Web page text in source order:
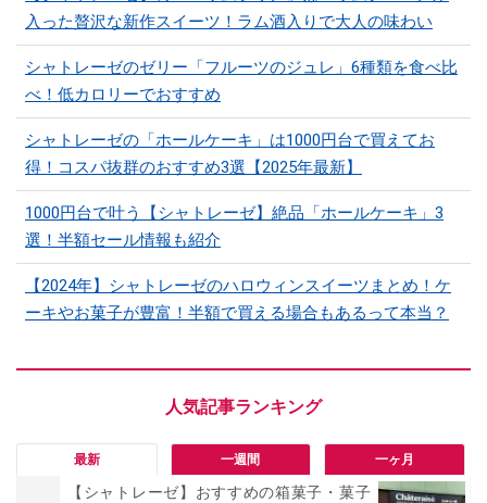
入った贅沢な新作スイーツ！ラム酒入りで大人の味わい
シャトレーゼのゼリー「フルーツのジュレ」6種類を食べ比
べ！低カロリーでおすすめ
シャトレーゼの「ホールケーキ」は1000円台で買えてお
得！コスパ抜群のおすすめ3選【2025年最新】
1000円台で叶う【シャトレーゼ】絶品「ホールケーキ」3
選！半額セール情報も紹介
【2024年】シャトレーゼのハロウィンスイーツまとめ！ケ
ーキやお菓子が豊富！半額で買える場合もあるって本当？
最新 一週間 一ヶ月
【シャトレーゼ】おすすめの箱菓子・菓子